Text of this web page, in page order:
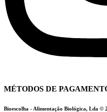
MÉTODOS DE
Bioescolha - Alimentação Biológica, Lda ©